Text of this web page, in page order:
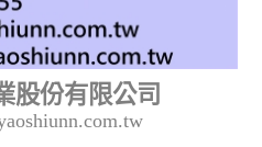
股份有限公司